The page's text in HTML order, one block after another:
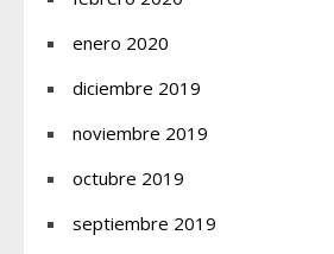
enero 2020
diciembre 2019
noviembre 2019
octubre 2019
septiembre 2019